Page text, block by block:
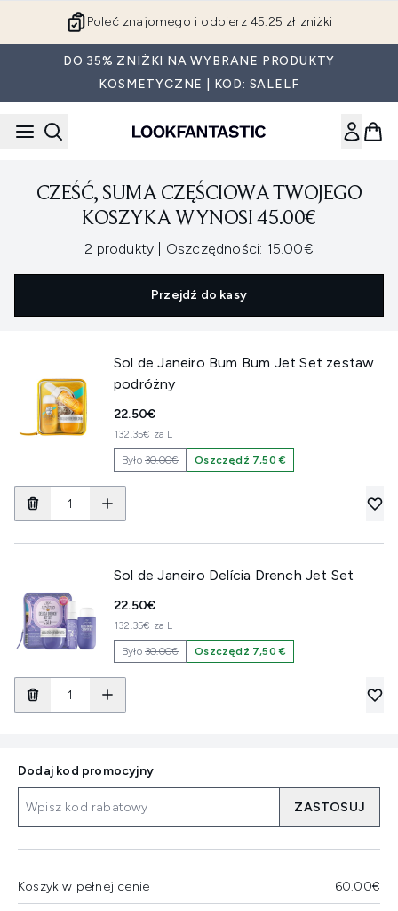
Poleć znajomego i odbierz 45.25 zł zniżki
DO 35% ZNIŻKI NA WYBRANE PRODUKTY
KOSMETYCZNE | KOD: SALELF
CZEŚĆ, SUMA CZĘŚCIOWA TWOJEGO
KOSZYKA WYNOSI 45.00€
2 produkty , Oszczędności: 15.00€,
Przejdź do kasy
Sol de Janeiro Bum Bum Jet Set zestaw
podróżny
22.50€
132.35€ za L
Było 30.00€ Oszczędź 7,50 €
Sol de Janeiro Delícia Drench Jet Set
22.50€
132.35€ za L
Było 30.00€ Oszczędź 7,50 €
Dodaj kod promocyjny
ZASTOSUJ
Koszyk w pełnej cenie 60.00€